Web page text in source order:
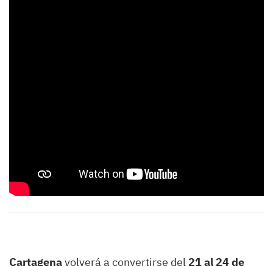
Cartagenavolverá a convertirse del 21 al 24 de